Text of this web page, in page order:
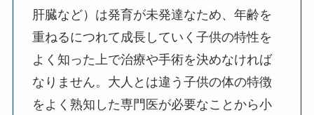
肝臓など）は発育が未発達なため、年齢を
重ねるにつれて成長していく子供の特性を
よく知った上で治療や手術を決めなければ
なりません。大人とは違う子供の体の特徴
をよく熟知した専門医が必要なことから小